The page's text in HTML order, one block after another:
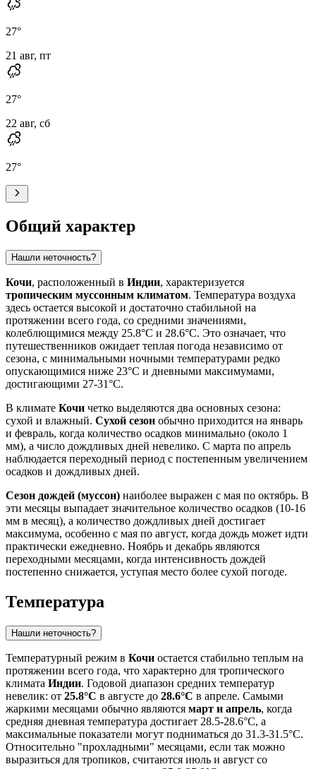
27°
21 авг, пт
27°
22 авг, сб
27°
Общий характер
Нашли неточность?
Кочи, расположенный в Индии, характеризуется
тропическим муссонным климатом. Температура воздуха
здесь остается высокой и достаточно стабильной на
протяжении всего года, со средними значениями,
колеблющимися между 25.8°C и 28.6°C. Это означает, что
путешественников ожидает теплая погода независимо от
сезона, с минимальными ночными температурами редко
опускающимися ниже 23°C и дневными максимумами,
достигающими 27-31°C.
В климате Кочи четко выделяются два основных сезона:
сухой и влажный. Сухой сезон обычно приходится на январь
и февраль, когда количество осадков минимально (около 1
мм), а число дождливых дней невелико. С марта по апрель
наблюдается переходный период с постепенным увеличением
осадков и дождливых дней.
Сезон дождей (муссон) наиболее выражен с мая по октябрь. В
эти месяцы выпадает значительное количество осадков (10-16
мм в месяц), а количество дождливых дней достигает
максимума, особенно с мая по август, когда дождь может идти
практически ежедневно. Ноябрь и декабрь являются
переходными месяцами, когда интенсивность дождей
постепенно снижается, уступая место более сухой погоде.
Температура
Нашли неточность?
Температурный режим в Кочи остается стабильно теплым на
протяжении всего года, что характерно для тропического
климата Индии. Годовой диапазон средних температур
невелик: от 25.8°C в августе до 28.6°C в апреле. Самыми
жаркими месяцами обычно являются март и апрель, когда
средняя дневная температура достигает 28.5-28.6°C, а
максимальные показатели могут подниматься до 31.3-31.5°C.
Относительно "прохладными" месяцами, если так можно
выразиться для тропиков, считаются июль и август со